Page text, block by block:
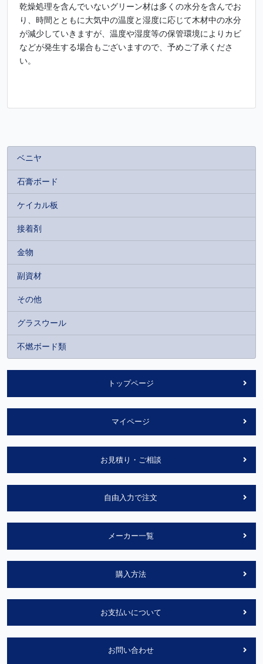
乾燥処理を含んでいないグリーン材は多くの水分を含んでお
り、時間とともに大気中の温度と湿度に応じて木材中の水分
が減少していきますが、温度や湿度等の保管環境によりカビ
などが発生する場合もございますので、予めご了承くださ
い。
ベニヤ
石膏ボード
ケイカル板
接着剤
金物
副資材
その他
グラスウール
不燃ボード類
トップページ
マイページ
お見積り・ご相談
自由入力で注文
メーカー一覧
購入方法
お支払いについて
お問い合わせ